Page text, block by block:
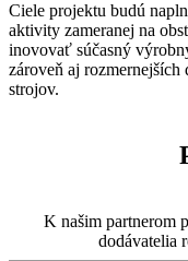
Ciele projektu budú
aktivity zameranej na
inovovať súčasný
zároveň aj
strojov.
K našim partnerom
dodávatelia